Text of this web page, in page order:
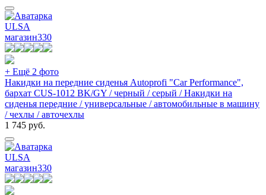
ULSA
магазин330
+ Ещё 2 фото
Накидки на передние сиденья Autoprofi "Car Performance",
бархат CUS-1012 BK/GY / черный / серый / Накидки на
сиденья передние / универсальные / автомобильные в машину
/ чехлы / авточехлы
1 745 руб.
ULSA
магазин330